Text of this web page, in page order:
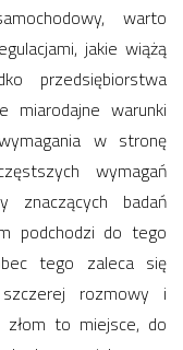
warto
jakie wiążą
przedsiębiorstwa
miarodajne warunki
w stronę
wymagań
znaczących badań
podchodzi do tego
tego zaleca się
rozmowy i
to miejsce, do